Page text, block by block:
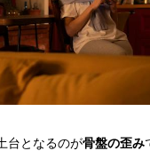
台となるのが骨盤の歪み